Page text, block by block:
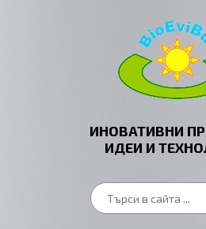
ИНОВАТИВНИ
ИДЕИ И